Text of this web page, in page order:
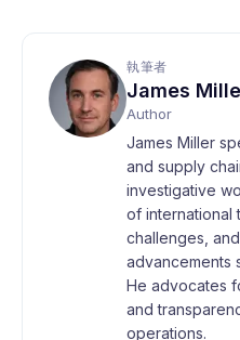
執筆者
James
Author
James Miller
and supply
investigative
of international
challenges,
advancements
He advocates
and
operations.